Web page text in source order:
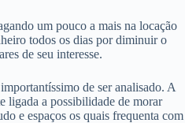
um pouco a mais na locação
todos os dias por diminuir o
de seu interesse.
de ser analisado. A
ligada a possibilidade de morar
e espaços os quais frequenta com